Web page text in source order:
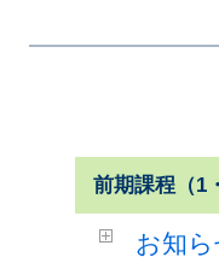
前期課程（1
お知ら